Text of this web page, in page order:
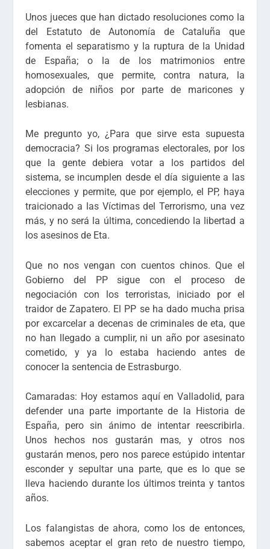
Unos jueces que han dictado resoluciones como la
del Estatuto de Autonomía de Cataluña que
fomenta el separatismo y la ruptura de la Unidad
de España; o la de los matrimonios entre
homosexuales, que permite, contra natura, la
adopción de niños por parte de maricones y
lesbianas.
Me pregunto yo, ¿Para que sirve esta supuesta
democracia? Si los programas electorales, por los
que la gente debiera votar a los partidos del
sistema, se incumplen desde el día siguiente a las
elecciones y permite, que por ejemplo, el PP, haya
traicionado a las Víctimas del Terrorismo, una vez
más, y no será la última, concediendo la libertad a
los asesinos de Eta.
Que no nos vengan con cuentos chinos. Que el
Gobierno del PP sigue con el proceso de
negociación con los terroristas, iniciado por el
traidor de Zapatero. El PP se ha dado mucha prisa
por excarcelar a decenas de criminales de eta, que
no han llegado a cumplir, ni un año por asesinato
cometido, y ya lo estaba haciendo antes de
conocer la sentencia de Estrasburgo.
Camaradas: Hoy estamos aquí en Valladolid, para
defender una parte importante de la Historia de
España, pero sin ánimo de intentar reescribirla.
Unos hechos nos gustarán mas, y otros nos
gustarán menos, pero nos parece estúpido intentar
esconder y sepultar una parte, que es lo que se
lleva haciendo durante los últimos treinta y tantos
años.
Los falangistas de ahora, como los de entonces,
sabemos aceptar el gran reto de nuestro tiempo,